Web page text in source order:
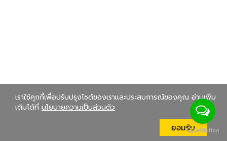
เราใช้คุกกี้เพื่อปรับปรุงไซต์ของเราและประสบการณ์ของคุณ อ่านเพิ่ม
เติมได้ที่ นโยบายความเป็นส่วนตัว
ยอมรับ